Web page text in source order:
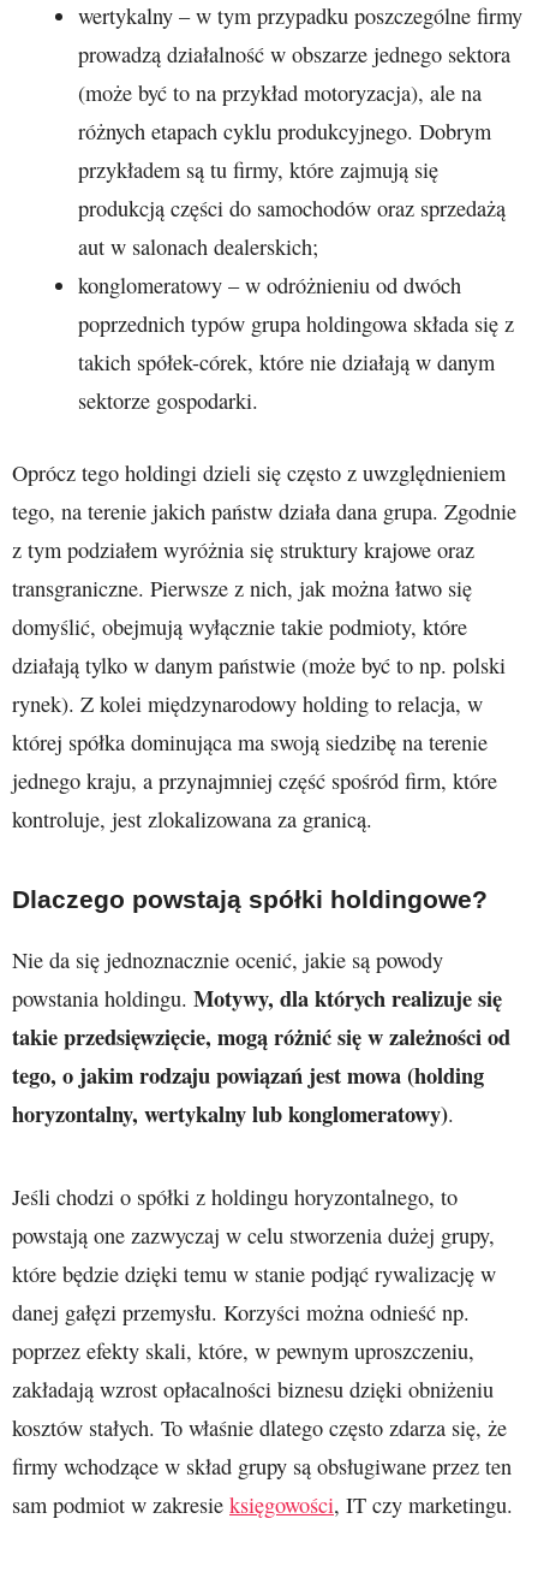
wertykalny – w tym przypadku poszczególne firmy
prowadzą działalność w obszarze jednego sektora
(może być to na przykład motoryzacja), ale na
różnych etapach cyklu produkcyjnego. Dobrym
przykładem są tu firmy, które zajmują się
produkcją części do samochodów oraz sprzedażą
aut w salonach dealerskich;
konglomeratowy – w odróżnieniu od dwóch
poprzednich typów grupa holdingowa składa się z
takich spółek-córek, które nie działają w danym
sektorze gospodarki.
Oprócz tego holdingi dzieli się często z uwzględnieniem
tego, na terenie jakich państw działa dana grupa. Zgodnie
z tym podziałem wyróżnia się struktury krajowe oraz
transgraniczne. Pierwsze z nich, jak można łatwo się
domyślić, obejmują wyłącznie takie podmioty, które
działają tylko w danym państwie (może być to np. polski
rynek). Z kolei międzynarodowy holding to relacja, w
której spółka dominująca ma swoją siedzibę na terenie
jednego kraju, a przynajmniej część spośród firm, które
kontroluje, jest zlokalizowana za granicą.
Dlaczego powstają spółki holdingowe?
Nie da się jednoznacznie ocenić, jakie są powody
powstania holdingu. Motywy, dla których realizuje się
takie przedsięwzięcie, mogą różnić się w zależności od
tego, o jakim rodzaju powiązań jest mowa (holding
horyzontalny, wertykalny lub konglomeratowy).
Jeśli chodzi o spółki z holdingu horyzontalnego, to
powstają one zazwyczaj w celu stworzenia dużej grupy,
które będzie dzięki temu w stanie podjąć rywalizację w
danej gałęzi przemysłu. Korzyści można odnieść np.
poprzez efekty skali, które, w pewnym uproszczeniu,
zakładają wzrost opłacalności biznesu dzięki obniżeniu
kosztów stałych. To właśnie dlatego często zdarza się, że
firmy wchodzące w skład grupy są obsługiwane przez ten
sam podmiot w zakresie księgowości, IT czy marketingu.